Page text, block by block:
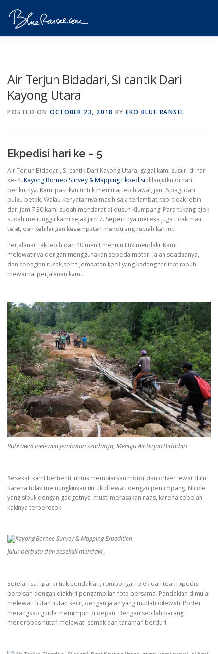
content
VIDEOS GIVEAWAY
Air Terjun Bidadari, Si cantik Dari
Kayong Utara
POSTED ON OCTOBER 23, 2018 BY EKO BLUE RANSEL
Ekpedisi hari ke – 5
Air Terjun Bidadari, Si cantik Dari Kayong Utara, gagal kami susuri di hari
ke- 4. KayongBorneo Survey & Mapping Ekpedisi dilanjutkn di hari
berikutnya. Kami pastikan untuk memulai lebih awal, jam 6 pagi dari
pulau betok. Walau kenyatannya masih saja terlambat, tapi tidak lebih
dari jam 7.30 kami sudah mendarat di dusun Klumpang. Para tukang ojek
sudah menunggu kami sejak jam 7. Sepertinya mereka juga tidak mau
telat, dan kehilangan kesempatan mendulang rupiah kali ini.
Perjalanan tak lebih dari 40 menit menuju titik mendaki. Kami
melewatinya dengan menggunakan sepeda motor. Jalan seadaanya,
dan sebagian rusak,serta jembatan kecil yang kadang terlihat rapuh
mewarnai perjalanan kami.
Rute awal melewati jembatan seadanya, Menuju Air terjun Bidadari
Sesekali kami berhenti, untuk membiarkan motor dan driver lewat dulu.
Karena tidak memungkinkan untuk dilewati dengan penumpang. Nicole
yang sibuk dengan gadgetnya, musti merasakan naas, karena sebelah
kakinya terperosok.
Jalur berbatu dan sesekali mendaki ,
Setelah sampai di titik pendakian, rombongan ojek dan team xpedisi
berpisah dengan diakhiri pengambilan foto bersama. Pendakian dimulai
melewati hutan hutan kecil, dengan jalan yang mudah dilewati. Porter
merangkap guide memimpin di depan. Dengan sebilah parang,
menerobos hutan melewati semak dan tanaman berduri.